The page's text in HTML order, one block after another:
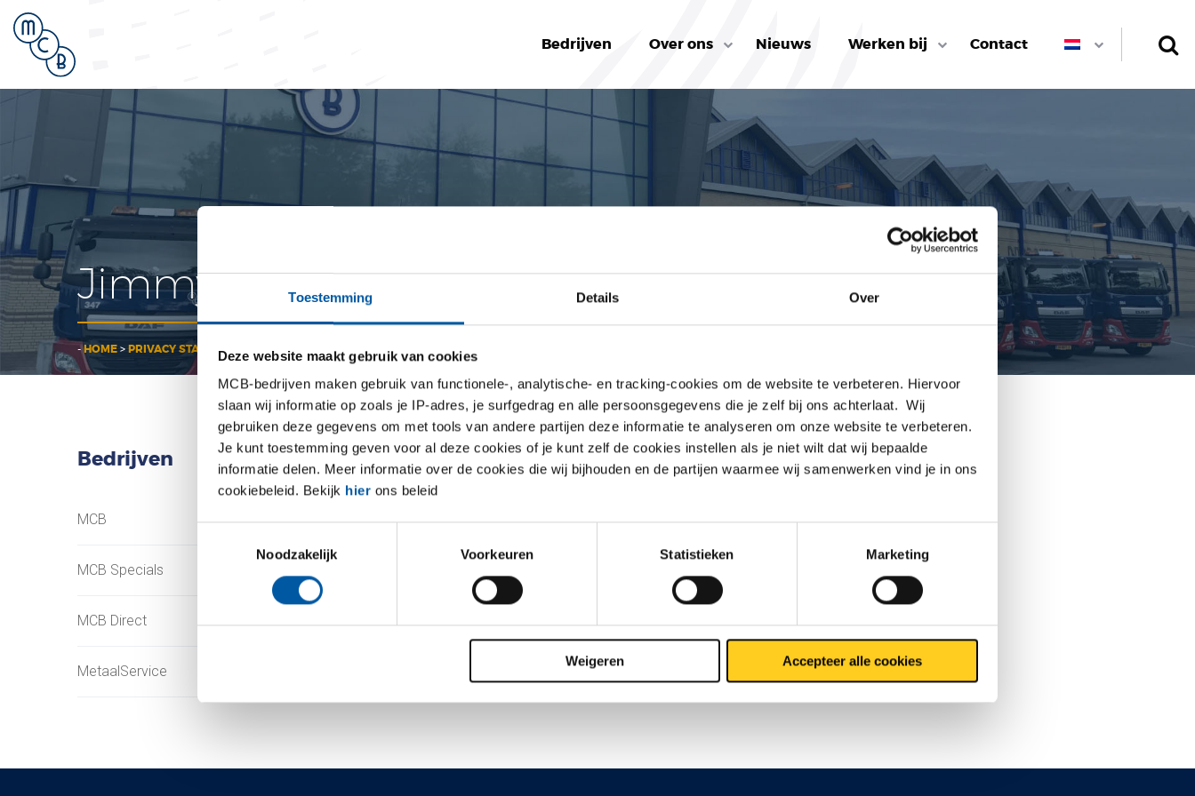
Toestemming Details Over
Deze website maakt gebruik van cookies
MCB-bedrijven maken gebruik van functionele-, analytische- en tracking-cookies om de website te verbeteren. Hiervoor
slaan wij informatie op zoals je IP-adres, je surfgedrag en alle persoonsgegevens die je zelf bij ons achterlaat. Wij
gebruiken deze gegevens om met tools van andere partijen deze informatie te analyseren om onze website te verbeteren.
Je kunt toestemming geven voor al deze cookies of je kunt zelf de cookies instellen als je niet wilt dat wij bepaalde
informatie delen. Meer informatie over de cookies die wij bijhouden en de partijen waarmee wij samenwerken vind je in ons
cookiebeleid. Bekijk hier ons beleid
Noodzakelijk
Voorkeuren Statistieken Marketing
Weigeren Accepteer alle cookies
Bedrijven Over ons Nieuws Werken bij Contact
Jimmy blogfoto
-HOME > PRIVACY STATEMENT JIMMY BLOG FOTO
Bedrijven
MCB
MCB Specials
MCB Direct
MetaalService
Testas
SAEY
Contact opnemen?